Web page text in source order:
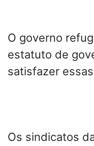
O governo
estatuto de
satisfazer
Os sindicatos